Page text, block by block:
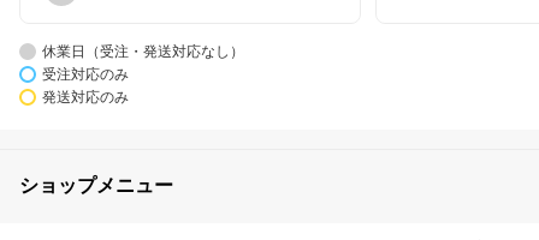
休業日（受注・発送対応なし）
受注対応のみ
発送対応のみ
ショップメニュー